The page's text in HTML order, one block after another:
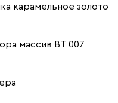
карамельное золото
массив ВТ 007